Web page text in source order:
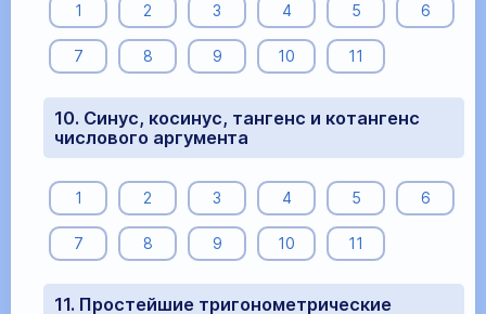
1 2 3 4 5 6
7 8 9 10 11
10. Синус, косинус, тангенс и котангенс
числового аргумента
1 2 3 4 5 6
7 8 9 10 11
11. Простейшие тригонометрические